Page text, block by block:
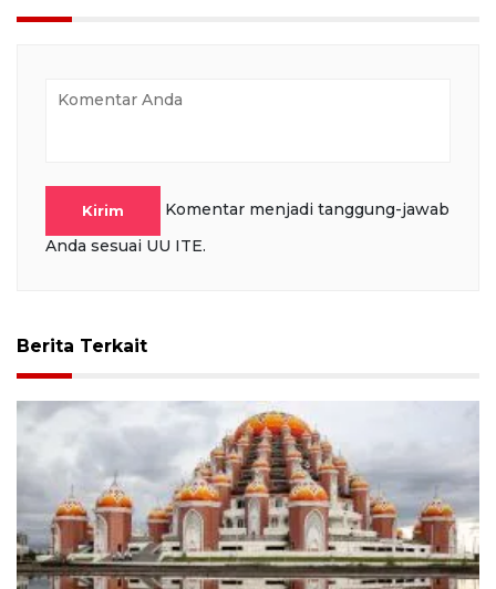
Kirim
Komentar menjadi tanggung-jawab
Anda sesuai UU ITE.
Berita Terkait